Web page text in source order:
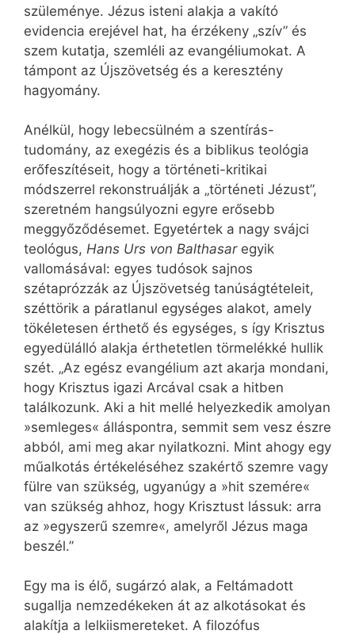
szüleménye. Jézus isteni alakja a vakító
evidencia erejével hat, ha érzékeny „szív” és
szem kutatja, szemléli az evangéliumokat. A
támpont az Újszövetség és a keresztény
hagyomány.
Anélkül, hogy lebecsülném a szentírás-
tudomány, az exegézis és a biblikus teológia
erőfeszítéseit, hogy a történeti-kritikai
módszerrel rekonstruálják a „történeti Jézust”,
szeretném hangsúlyozni egyre erősebb
meggyőződésemet. Egyetértek a nagy svájci
teológus, Hans Urs von Balthasar egyik
vallomásával: egyes tudósok sajnos
szétaprózzák az Újszövetség tanúságtételeit,
széttörik a páratlanul egységes alakot, amely
tökéletesen érthető és egységes, s így Krisztus
egyedülálló alakja érthetetlen törmelékké hullik
szét. „Az egész evangélium azt akarja mondani,
hogy Krisztus igazi Arcával csak a hitben
találkozunk. Aki a hit mellé helyezkedik amolyan
»semleges« álláspontra, semmit sem vesz észre
abból, ami meg akar nyilatkozni. Mint ahogy egy
műalkotás értékeléséhez szakértő szemre vagy
fülre van szükség, ugyanúgy a »hit szemére«
van szükség ahhoz, hogy Krisztust lássuk: arra
az »egyszerű szemre«, amelyről Jézus maga
beszél.”
Egy ma is élő, sugárzó alak, a Feltámadott
sugallja nemzedékeken át az alkotásokat és
alakítja a lelkiismereteket. A filozófus